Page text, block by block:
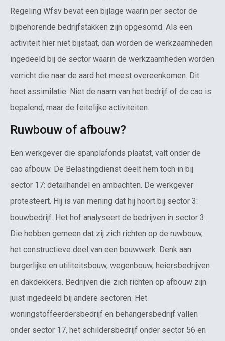
Regeling Wfsv bevat een bijlage waarin per sector de
bijbehorende bedrijfstakken zijn opgesomd. Als een
activiteit hier niet bijstaat, dan worden de werkzaamheden
ingedeeld bij de sector waarin de werkzaamheden worden
verricht die naar de aard het meest overeenkomen. Dit
heet assimilatie. Niet de naam van het bedrijf of de cao is
bepalend, maar de feitelijke activiteiten.
Ruwbouw of afbouw?
Een werkgever die spanplafonds plaatst, valt onder de
cao afbouw. De Belastingdienst deelt hem toch in bij
sector 17: detailhandel en ambachten. De werkgever
protesteert. Hij is van mening dat hij hoort bij sector 3:
bouwbedrijf. Het hof analyseert de bedrijven in sector 3.
Die hebben gemeen dat zij zich richten op de ruwbouw,
het constructieve deel van een bouwwerk. Denk aan
burgerlijke en utiliteitsbouw, wegenbouw, heiersbedrijven
en dakdekkers. Bedrijven die zich richten op afbouw zijn
juist ingedeeld bij andere sectoren. Het
woningstoffeerdersbedrijf en behangersbedrijf vallen
onder sector 17, het schildersbedrijf onder sector 56 en